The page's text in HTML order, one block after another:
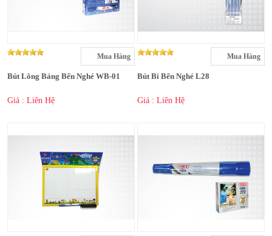
Mua Hàng
Bút Lông Bảng Bến Nghé WB-01
Giá : Liên Hệ
Mua Hàng
Bút Bi Bến Nghé L28
Giá : Liên Hệ